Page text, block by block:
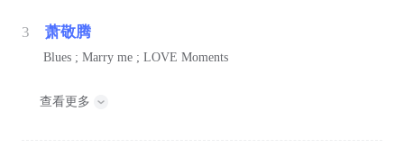
3 萧敬腾
Blues ; Marry me ; LOVE Moments
查看更多